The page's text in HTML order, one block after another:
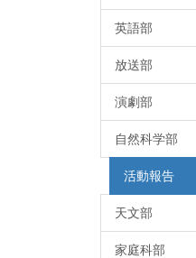
英語部
放送部
演劇部
自然科学部
活動報告
天文部
家庭科部